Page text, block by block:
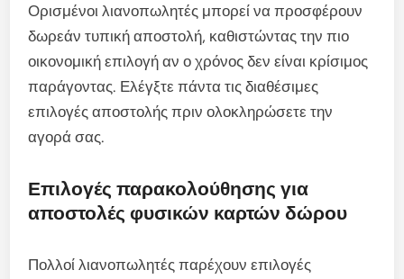
Ορισμένοι λιανοπωλητές μπορεί να προσφέρουν
δωρεάν τυπική αποστολή, καθιστώντας την πιο
οικονομική επιλογή αν ο χρόνος δεν είναι κρίσιμος
παράγοντας. Ελέγξτε πάντα τις διαθέσιμες
επιλογές αποστολής πριν ολοκληρώσετε την
αγορά σας.
Επιλογές παρακολούθησης για
αποστολές φυσικών καρτών δώρου
Πολλοί λιανοπωλητές παρέχουν επιλογές